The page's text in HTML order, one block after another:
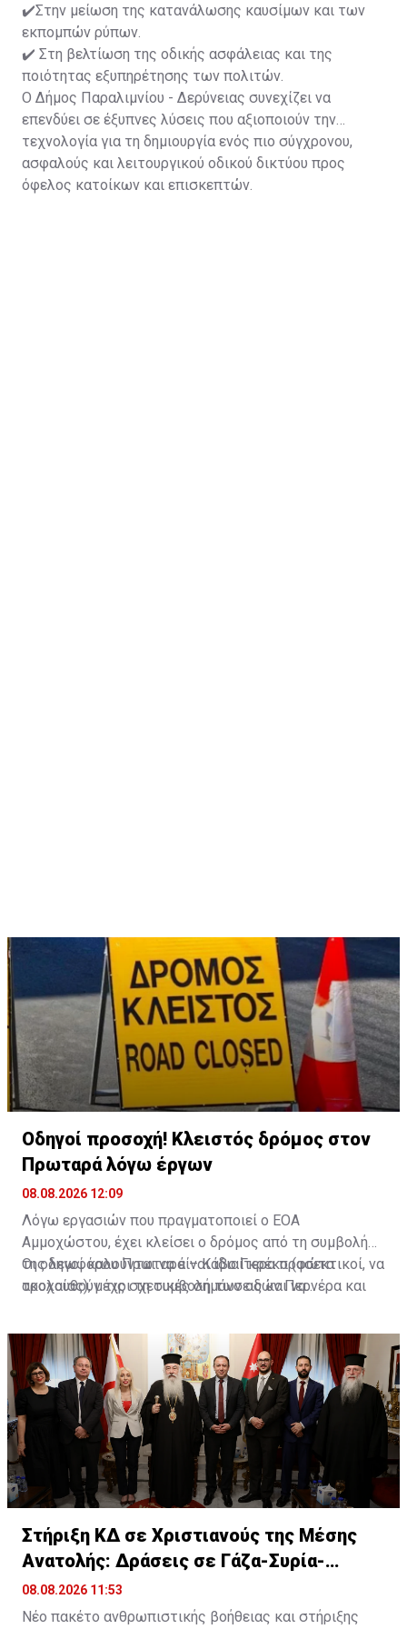
✔️Στην μείωση της κατανάλωσης καυσίμων και των
εκπομπών ρύπων.
✔️ Στη βελτίωση της οδικής ασφάλειας και της
ποιότητας εξυπηρέτησης των πολιτών.
Ο Δήμος Παραλιμνίου - Δερύνειας συνεχίζει να
επενδύει σε έξυπνες λύσεις που αξιοποιούν την
τεχνολογία για τη δημιουργία ενός πιο σύγχρονου,
ασφαλούς και λειτουργικού οδικού δικτύου προς
όφελος κατοίκων και επισκεπτών.
Οδηγοί προσοχή! Κλειστός δρόμος στον
Πρωταρά λόγω έργων
08.08.2026 12:09
Λόγω εργασιών που πραγματοποιεί ο ΕΟΑ
Αμμοχώστου, έχει κλείσει ο δρόμος από τη συμβολή
της λεωφόρου Πρωταρά – Κάβο Γκρέκο (φώτα
τροχαίας), μέχρι τη συμβολή των οδών Περνέρα και
Οι οδηγοί καλούνται να είναι ιδιαίτερα προσεκτικοί, να
ακολουθούν τις σχετικές σημάνσεις και να
Στήριξη ΚΔ σε Χριστιανούς της Μέσης
Ανατολής: Δράσεις σε Γάζα-Συρία-
Ιορδανία
08.08.2026 11:53
Νέο πακέτο ανθρωπιστικής βοήθειας και στήριξης